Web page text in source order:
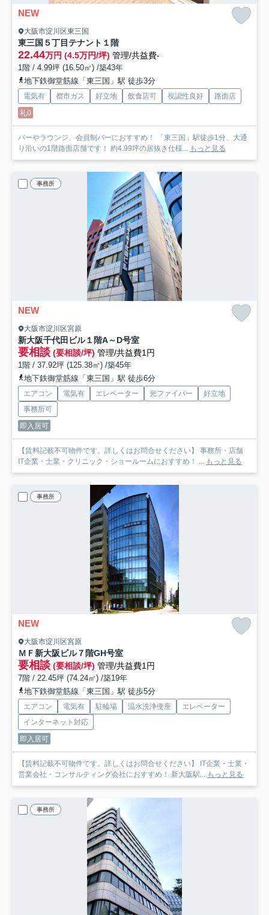
NEW
大阪市淀川区東三国
東三国５丁目テナント １階
22.44万円 (4.5万円/坪) 管理/共益費-
1階 / 4.99坪 (16.50㎡) /築43年
地下鉄御堂筋線「東三国」駅 徒歩3分
電気有 都市ガス 好立地 飲食店可 視認性良好
路面店
礼0
バーやラウンジ、会員制バーにおすすめ！ 「東三国」駅徒歩1分、大通
り沿いの1階路面店舗です！ 約4.99坪の居抜き仕様...
もっと見る
事務所
NEW
大阪市淀川区宮原
新大阪千代田ビル１階A～D号室
要相談 (要相談/坪) 管理/共益費1円
1階 / 37.92坪 (125.38㎡) /築45年
地下鉄御堂筋線「東三国」駅 徒歩6分
エアコン 電気有 エレベーター 光ファイバー
好立地
事務所可
即入居可
【賃料記載不可物件です。詳しくはお問合せください】 事務所・店舗
IT企業・士業・クリニック・ショールームにおすすめ！ ...
もっと見る
事務所
NEW
大阪市淀川区宮原
ＭＦ新大阪ビル７階GH号室
要相談 (要相談/坪) 管理/共益費1円
7階 / 22.45坪 (74.24㎡) /築19年
地下鉄御堂筋線「東三国」駅 徒歩5分
エアコン 電気有 駐輪場 温水洗浄便座
エレベーター
インターネット対応
即入居可
【賃料記載不可物件です。詳しくはお問合せください】 IT企業・士業・
営業会社・コンサルティング会社におすすめ！ 新大阪駅...
もっと見る
事務所